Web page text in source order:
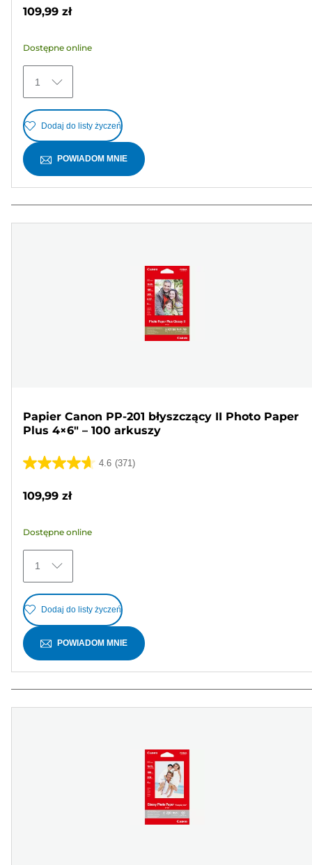
5
Recenzji
109,99 zł
Dostępne online
1
Dodaj do listy życzeń
POWIADOM MNIE
Papier Canon PP-201 błyszczący II Photo Paper
Plus 4×6" – 100 arkuszy
4.6 (371)
4.6
5
371
Recenzji
109,99 zł
Dostępne online
1
Dodaj do listy życzeń
POWIADOM MNIE